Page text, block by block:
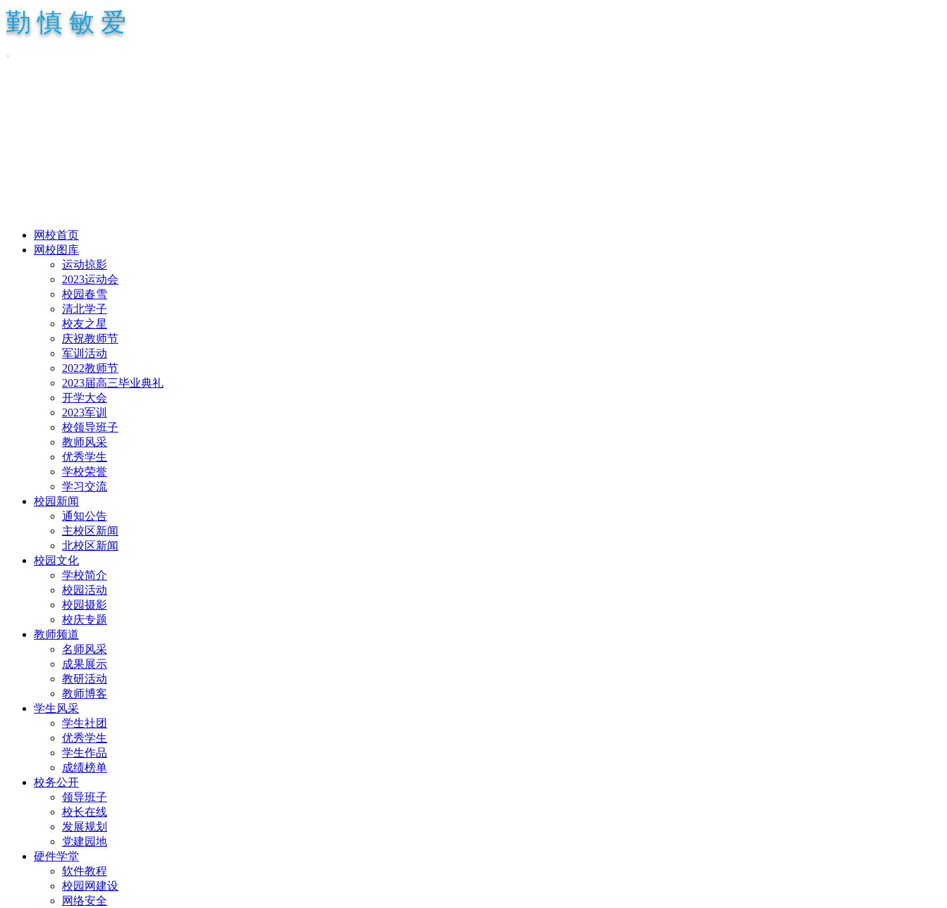
勤 慎 敏 爱
网校首页
网校图库
运动掠影
2023运动会
校园春雪
清北学子
校友之星
庆祝教师节
军训活动
2022教师节
2023届高三毕业典礼
开学大会
2023军训
校领导班子
教师风采
优秀学生
学校荣誉
学习交流
校园新闻
通知公告
主校区新闻
北校区新闻
校园文化
学校简介
校园活动
校园摄影
校庆专题
教师频道
名师风采
成果展示
教研活动
教师博客
学生风采
学生社团
优秀学生
学生作品
成绩榜单
校务公开
领导班子
校长在线
发展规划
党建园地
硬件学堂
软件教程
校园网建设
网络安全